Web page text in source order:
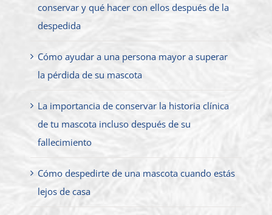
conservar y qué hacer con ellos después de la
despedida
Cómo ayudar a una persona mayor a superar
la pérdida de su mascota
La importancia de conservar la historia clínica
de tu mascota incluso después de su
fallecimiento
Cómo despedirte de una mascota cuando estás
lejos de casa